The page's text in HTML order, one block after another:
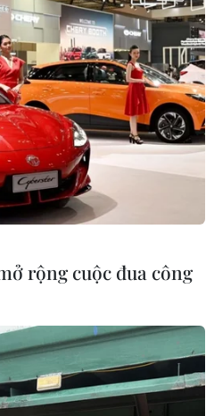
MỤC
an
khẩn cấp
Nọi, Nậm
rộng cuộc đua công